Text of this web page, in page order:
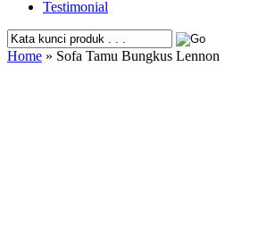
Testimonial
Home » Sofa Tamu Bungkus Lennon